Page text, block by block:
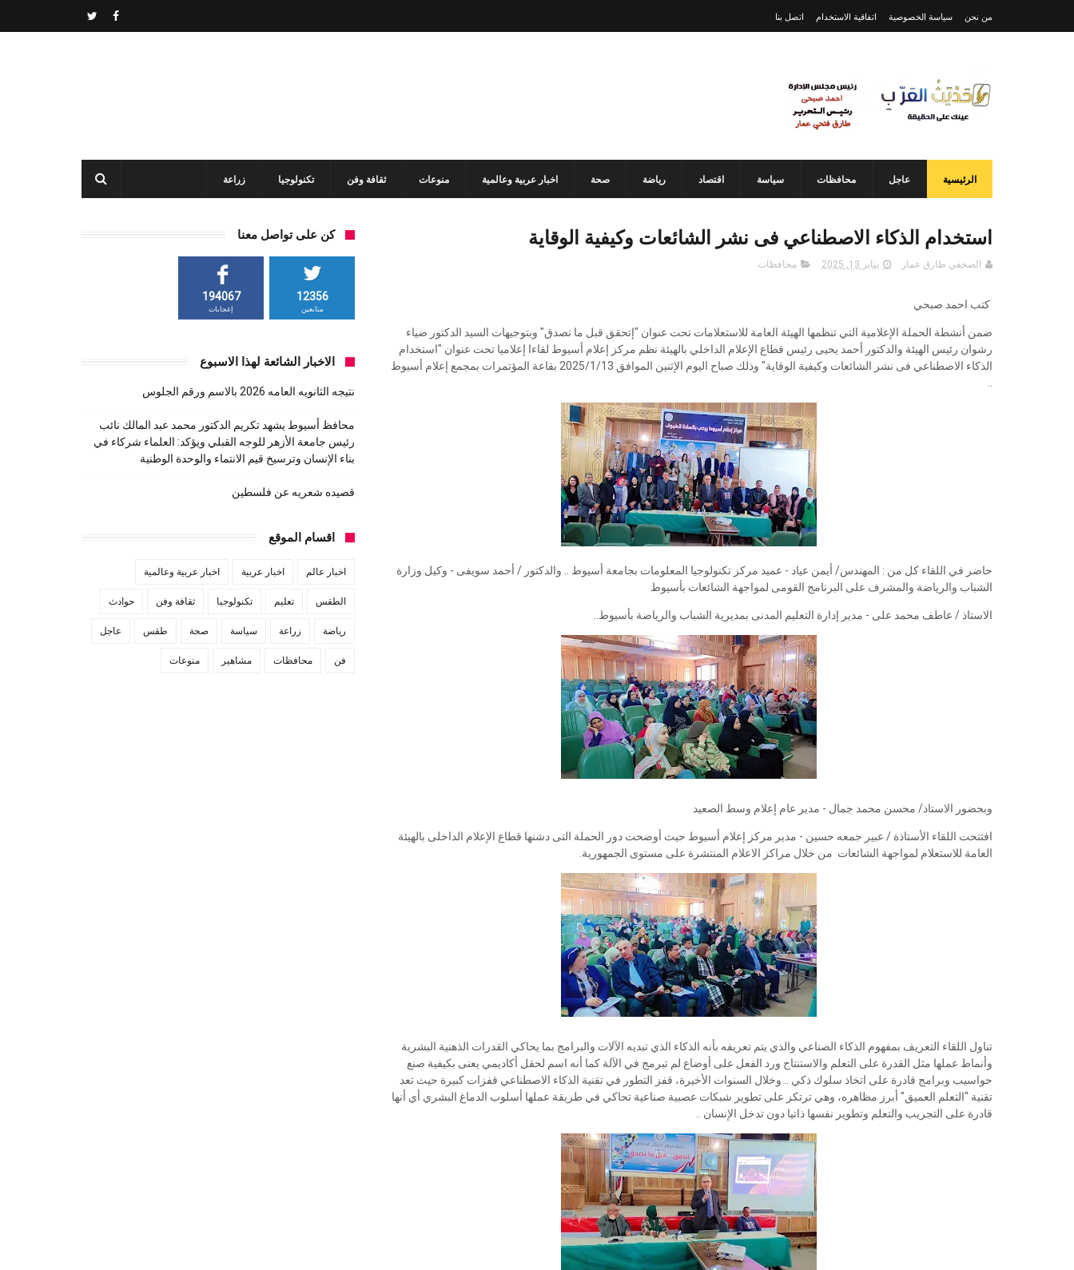
من نحن سياسة الخصوصية اتفاقية الاستخدام اتصل بنا
الرئيسية عاجل محافظات سياسة اقتصاد رياضة صحة اخبار عربية وعالمية منوعات ثقافة وفن تكنولوجيا زراعة
استخدام الذكاء الاصطناعي فى نشر الشائعات وكيفية الوقاية
الصحفي طارق عمار يناير 13, 2025 محافظات
كتب احمد صبحي
ضمن أنشطة الحملة الإعلامية التي تنظمها الهيئة العامة للاستعلامات تحت عنوان "إتحقق قبل ما تصدق" وبتوجيهات السيد الدكتور ضياء
رشوان رئيس الهيئة والدكتور أحمد يحيى رئيس قطاع الإعلام الداخلي بالهيئة نظم مركز إعلام أسيوط لقاءا إعلاميا تحت عنوان "استخدام
الذكاء الاصطناعي فى نشر الشائعات وكيفية الوقاية" وذلك صباح اليوم الإثنين الموافق 2025/1/13 بقاعة المؤتمرات بمجمع إعلام أسيوط
حاضر في اللقاء كل من : المهندس/ أيمن عياد - عميد مركز تكنولوجيا المعلومات بجامعة أسيوط .. والدكتور / أحمد سويفى - وكيل وزارة
الشباب والرياضة والمشرف على البرنامج القومى لمواجهة الشائعات بأسيوط
الاستاذ / عاطف محمد على - مدير إدارة التعليم المدنى بمديرية الشباب والرياضة بأسيوط..
وبحضور الاستاذ/ محسن محمد جمال - مدير عام إعلام وسط الصعيد
افتتحت اللقاء الأستاذة / عبير جمعه حسين - مدير مركز إعلام أسيوط حيث أوضحت دور الحملة التى دشنها قطاع الإعلام الداخلى بالهيئة
العامة للاستعلام لمواجهة الشائعات من خلال مراكز الاعلام المنتشرة على مستوى الجمهورية.
تناول اللقاء التعريف بمفهوم الذكاء الصناعي والذي يتم تعريفه بأنه الذكاء الذي تبديه الآلات والبرامج بما يحاكي القدرات الذهنية البشرية
وأنماط عملها مثل القدرة على التعلم والاستنتاج ورد الفعل على أوضاع لم تبرمج في الآلة كما أنه اسم لحقل أكاديمي يعنى بكيفية صنع
حواسيب وبرامج قادرة على اتخاذ سلوك ذكي .. وخلال السنوات الأخيرة، قفز التطور في تقنية الذكاء الاصطناعي قفزات كبيرة حيث تعد
تقنية "التعلم العميق" أبرز مظاهره، وهي ترتكز على تطوير شبكات عصبية صناعية تحاكي في طريقة عملها أسلوب الدماغ البشري أي أنها
قادرة على التجريب والتعلم وتطوير نفسها ذاتيا دون تدخل الإنسان ..
كن على تواصل معنا
12356
متابعين
194067
إعجابات
الاخبار الشائعة لهذا الاسبوع
نتيجه الثانويه العامه 2026 بالاسم ورقم الجلوس
محافظ أسيوط يشهد تكريم الدكتور محمد عبد المالك نائب
رئيس جامعة الأزهر للوجه القبلي ويؤكد: العلماء شركاء في
بناء الإنسان وترسيخ قيم الانتماء والوحدة الوطنية
قصيده شعريه عن فلسطين
اقسام الموقع
اخبار عالم اخبار عربية اخبار عربية وعالمية
الطقس تعليم تكنولوجيا ثقافة وفن حوادث
رياضة زراعة سياسة صحة طقس عاجل
فن محافظات مشاهير منوعات